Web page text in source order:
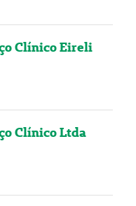
Clínico Eireli
Clínico Ltda